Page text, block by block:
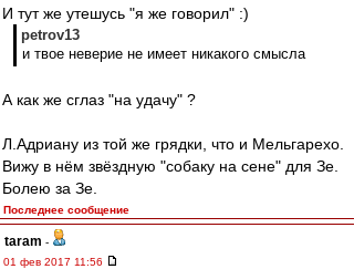
И тут же утешусь "я же говорил" :)
petrov13
и твое неверие не имеет никакого смысла
А как же сглаз "на удачу" ?
Л.Адриану из той же грядки, что и Мельгарехо.
Вижу в нём звёздную "собаку на сене" для Зе.
Болею за Зе.
Последнее сообщение
taram -
01 фев 2017 11:56